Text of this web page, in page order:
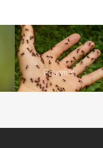
Fourmis